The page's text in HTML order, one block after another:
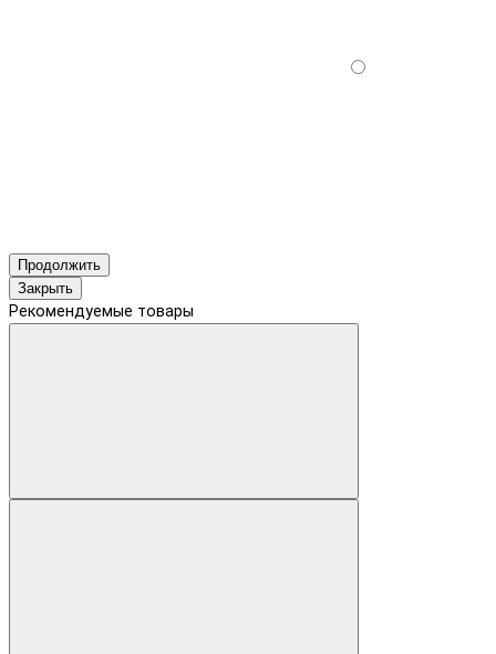
Продолжить
Закрыть
Рекомендуемые товары